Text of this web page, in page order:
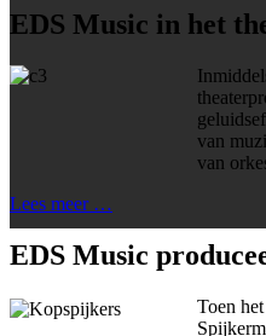
EDS Music in het
van
van
Lees meer …
EDS Music
Toen